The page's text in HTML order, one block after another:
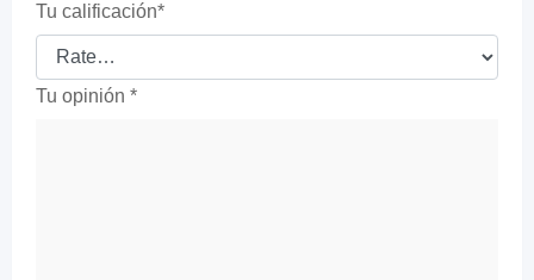
Tu calificación*
Tu opinión *